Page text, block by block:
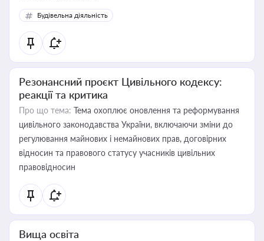
Будівельна діяльність
Резонансний проєкт Цивільного кодексу:
реакції та критика
Про що тема: Тема охоплює оновлення та реформування
цивільного законодавства України, включаючи зміни до
регулювання майнових і немайнових прав, договірних
відносин та правового статусу учасників цивільних
правовідносин
Вища освіта